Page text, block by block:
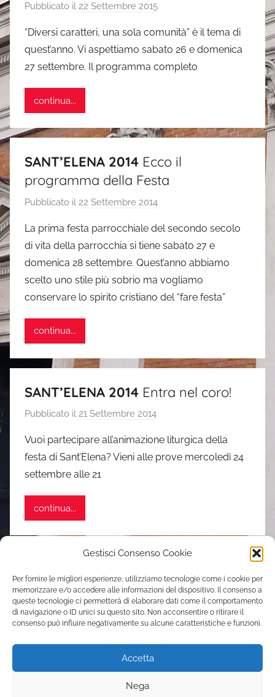
Gestisci Consenso Cookie
Per fornire le migliori esperienze, utilizziamo tecnologie come i cookie per
memorizzare e/o accedere alle informazioni del dispositivo. Il consenso a
queste tecnologie ci permetterà di elaborare dati come il comportamento
di navigazione o ID unici su questo sito. Non acconsentire o ritirare il
consenso può influire negativamente su alcune caratteristiche e funzioni.
Accetta
Nega
Pubblicato il 22 Settembre 2015
s
i
m
“Diversi caratteri, una sola comunità” è il tema di
quest’anno. Vi aspettiamo sabato 26 e domenica
27 settembre. Il programma completo
continua...
SANT’ELENA 2014 Ecco il
programma della Festa
Pubblicato il 22 Settembre 2014
s
i
m
o
n
La prima festa parrocchiale del secondo secolo
di vita della parrocchia si tiene sabato 27 e
domenica 28 settembre. Quest’anno abbiamo
scelto uno stile più sobrio ma vogliamo
conservare lo spirito cristiano del “fare festa”
continua...
SANT’ELENA 2014 Entra nel coro!
Pubblicato il 21 Settembre 2014
s
i
Vuoi partecipare all’animazione liturgica della
festa di Sant’Elena? Vieni alle prove mercoledì 24
settembre alle 21
continua...
Navigazione
articoli
3 4
Articolo
successivo
»
Contatti
Parrocchia Sant’Elena
Via Casilina, 205 – 00176 Roma